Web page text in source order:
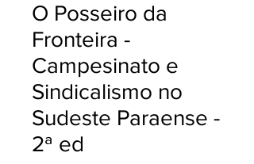
O Posseiro da
Fronteira -
Campesinato e
Sindicalismo no
Sudeste Paraense -
2ª ed